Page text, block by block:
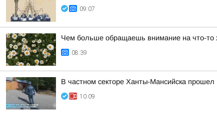
09:07
Чем больше обращаешь внимание на что-то
08:39
В частном секторе Ханты-Мансийска
10:09